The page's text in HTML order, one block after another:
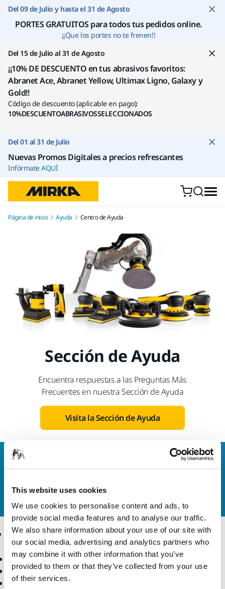
This website uses cookies
We use cookies to personalise content and ads, to
provide social media features and to analyse our traffic.
We also share information about your use of our site with
our social media, advertising and analytics partners who
may combine it with other information that you’ve
provided to them or that they’ve collected from your use
of their services.
Ir a contenido
Del 09 de Julio y hasta el 31 de Agosto
PORTES GRATUITOS para todos tus pedidos online.
¡¡Que los portes no te frenen!!
Del 15 de Julio al 31 de Agosto
¡¡10% DE DESCUENTO en tus abrasivos favoritos:
Abranet Ace, Abranet Yellow, Ultimax Ligno, Galaxy y
Gold!!
Código de descuento (aplicable en pago):
10%DESCUENTOABRASIVOSSELECCIONADOS
Del 01 al 31 de Julio
Nuevas Promos Digitales a precios refrescantes
InfórmateAQUÍ
Página de inicio Ayuda Centro de Ayuda
Sección de Ayuda
Encuentra respuestas a las Preguntas Más
Frecuentes en nuestra Sección de Ayuda
Visita la Sección de Ayuda
nosotrosy uno de nuestros profesionales se pondrá
Productos
Máquinas
Lijado Libre de Polvo
Abrasivos y Pastas de
Sectores y
Aplicaciones
Sectores